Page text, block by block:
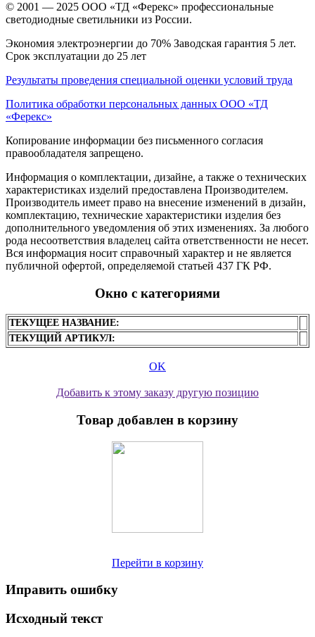
© 2001 — 2025 ООО «ТД «Ферекс» профессиональные
светодиодные светильники из России.
Экономия электроэнергии до 70% Заводская гарантия 5 лет.
Срок эксплуатации до 25 лет
Результаты проведения специальной оценки условий труда
Политика обработки персональных данных ООО «ТД
«Ферекс»
Копирование информации без письменного согласия
правообладателя запрещено.
Информация о комплектации, дизайне, а также о технических
характеристиках изделий предоставлена Производителем.
Производитель имеет право на внесение изменений в дизайн,
комплектацию, технические характеристики изделия без
дополнительного уведомления об этих изменениях. За любого
рода несоответствия владелец сайта ответственности не несет.
Вся информация носит справочный характер и не является
публичной офертой, определяемой статьей 437 ГК РФ.
Окно с категориями
ТЕКУЩЕЕ НАЗВАНИЕ:
ТЕКУЩИЙ АРТИКУЛ:
OK
Добавить к этому заказу другую позицию
Товар добавлен в корзину
Перейти в корзину
Иправить ошибку
Исходный текст